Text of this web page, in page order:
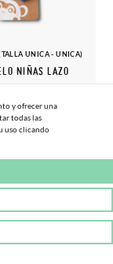
UNICA - UNICA)
NIÑAS LAZO
4,50€
y ofrecer una
todas las
uso clicando